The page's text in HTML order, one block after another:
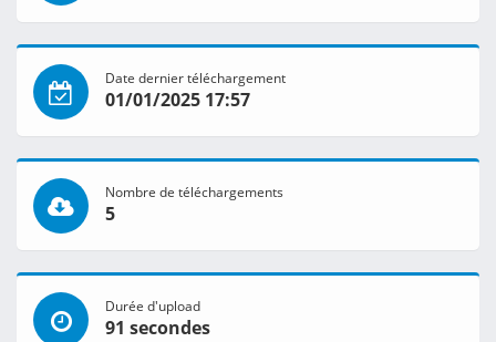
Date dernier téléchargement
01/01/2025 17:57
Nombre de téléchargements
5
Durée d'upload
91 secondes